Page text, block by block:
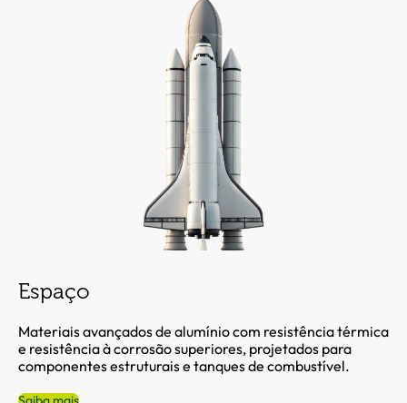
Espaço
Materiais avançados de alumínio com resistência térmica
e resistência à corrosão superiores, projetados para
componentes estruturais e tanques de combustível.